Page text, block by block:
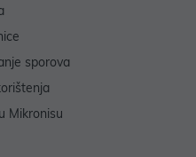
sporova
Mikronisu